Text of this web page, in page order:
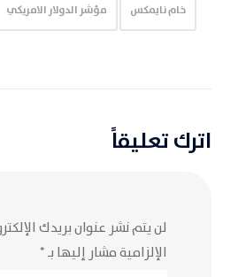
خام نايمكس مؤشر الدولار الامريكي
اترك تعليقاً
لن يتم نشر عنوان بريدك
الإلزامية مشار إليها بـ*